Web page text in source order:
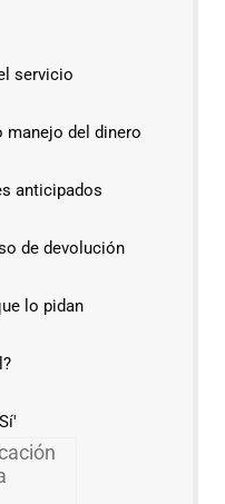
servicio
manejo del dinero
anticipados
de devolución
lo pidan